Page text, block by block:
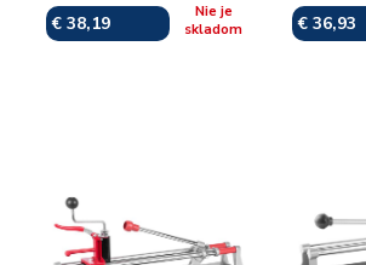
€ 38,19
Nie je
skladom
€ 36,93